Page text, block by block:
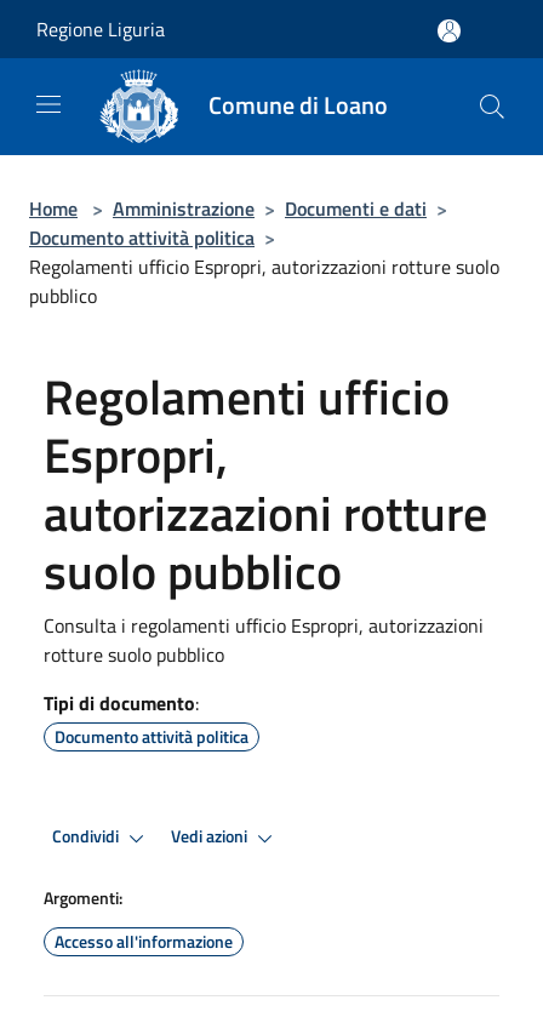
Regione Liguria
Comune di Loano
Home > Amministrazione > Documenti e dati >
Documento attività politica >
Regolamenti ufficio Espropri, autorizzazioni rotture suolo
pubblico
Regolamenti ufficio
Espropri,
autorizzazioni rotture
suolo pubblico
Consulta i regolamenti ufficio Espropri, autorizzazioni
rotture suolo pubblico
Tipi di documento:
Documento attività politica
Condividi Vedi azioni
Argomenti:
Accesso all'informazione